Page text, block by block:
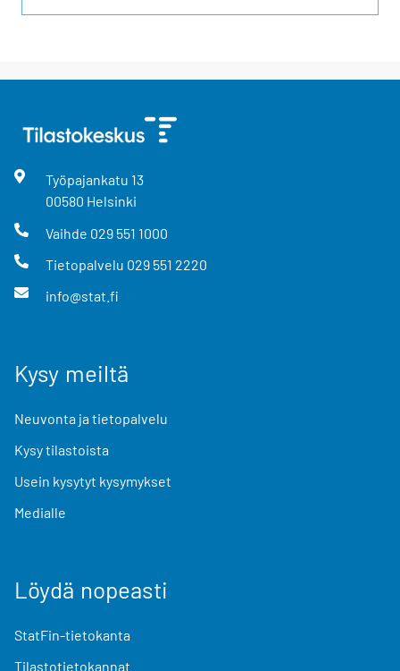
Työpajankatu 13
00580 Helsinki
Vaihde 029 551 1000
Tietopalvelu 029 551 2220
info@stat.fi
Kysy meiltä
Neuvonta ja tietopalvelu
Kysy tilastoista
Usein kysytyt kysymykset
Medialle
Löydä nopeasti
StatFin-tietokanta
Tilastotietokannat